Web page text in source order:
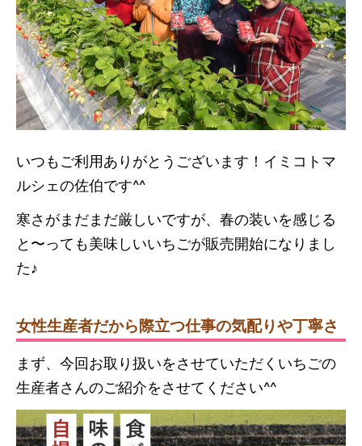
いつもご利用ありがとうございます！イミコトマ
ルシェの佐伯です^^
寒さがまだまだ厳しいですが、春の装いを感じる
と〜っても美味しいいちごが販売開始になりまし
た♪
女性生産者だから際立つ仕事の気配りや丁寧さ
まず、今回お取り扱いをさせていただくいちごの
生産者さんのご紹介をさせてください^^